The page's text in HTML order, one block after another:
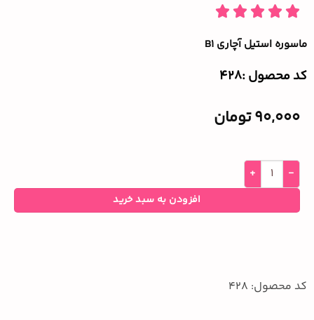
ماسوره استیل آچاری B1
کد محصول :‌428
90,000تومان
افزودن به سبد خرید
کد محصول: 428